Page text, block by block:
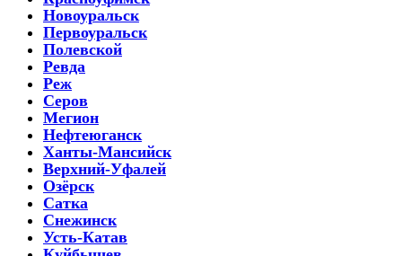
Новоуральск
Первоуральск
Полевской
Ревда
Реж
Серов
Мегион
Нефтеюганск
Ханты-Мансийск
Верхний-Уфалей
Озёрск
Сатка
Снежинск
Усть-Катав